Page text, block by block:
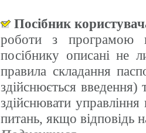
Посібник
роботи з програмою
посібнику описані не
правила складання
здійснюється
здійснювати
питань, якщо відповідь